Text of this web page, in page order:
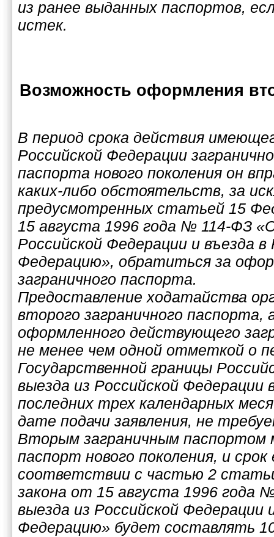
из ранее выданных паспортов,
истек.
Возможность оформления
В период срока действия
Российской Федерации
паспорта нового поколения он
каких-либо обстоятельств, за
предусмотренных статьей 15
15 августа 1996 года № 114-ФЗ
Российской Федерации и въезда в
Федерацию», обратиться за
заграничного паспорта.
Предоставление ходатайства
второго заграничного паспорта,
оформленного действующего
не менее чем одной отметкой о
Государственной границы
выезда из Российской Федерации
последних трех календарных
дате подачи заявления, не
Вторым заграничным
паспорт нового поколения, и
соответствии с частью 2
закона от 15 августа 1996 года
выезда из Российской Федерации
Федерацию» будет составлять